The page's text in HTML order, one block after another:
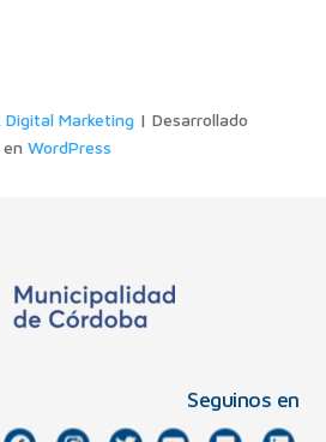
Digital Marketing | Desarrollado
en WordPress
Seguinos en